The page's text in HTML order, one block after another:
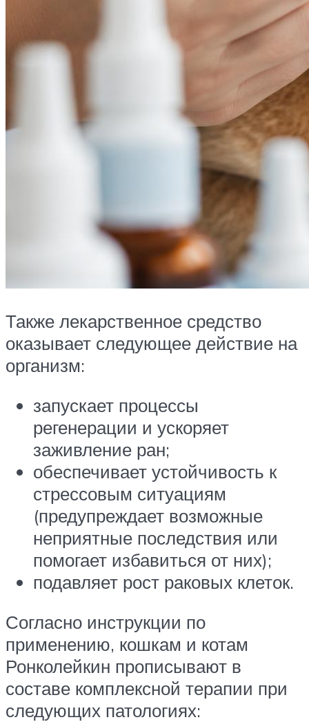
Также лекарственное средство
оказывает следующее действие на
организм:
запускает процессы
регенерации и ускоряет
заживление ран;
обеспечивает устойчивость к
стрессовым ситуациям
(предупреждает возможные
неприятные последствия или
помогает избавиться от них);
подавляет рост раковых клеток.
Согласно инструкции по
применению, кошкам и котам
Ронколейкин прописывают в
составе комплексной терапии при
следующих патологиях: